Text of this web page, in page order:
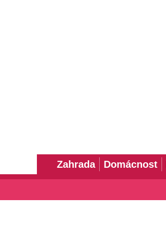
Zahrada Domácnost